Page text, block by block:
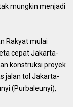
mungkin menjadi
Rakyat mulai
cepat Jakarta-
konstruksi proyek
jalan tol Jakarta-
(Purbaleunyi),